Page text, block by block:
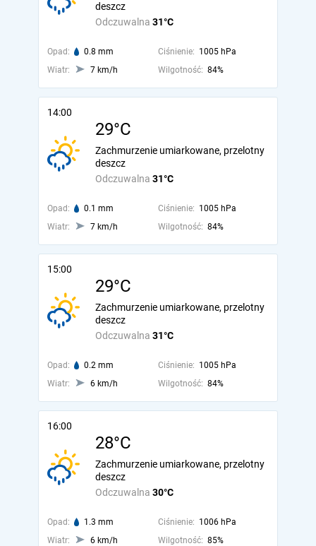
Odczuwalna 31°C
deszcz
Opad: 0.8 mm Ciśnienie: 1005 hPa
Wiatr:
7 km/h Wilgotność: 84%
14:00
29°C
Odczuwalna 31°C
Zachmurzenie umiarkowane, przelotny
deszcz
Opad: 0.1 mm Ciśnienie: 1005 hPa
Wiatr:
7 km/h Wilgotność: 84%
15:00
29°C
Odczuwalna 31°C
Zachmurzenie umiarkowane, przelotny
deszcz
Opad: 0.2 mm Ciśnienie: 1005 hPa
Wiatr:
6 km/h Wilgotność: 84%
16:00
28°C
Odczuwalna 30°C
Zachmurzenie umiarkowane, przelotny
deszcz
Opad: 1.3 mm Ciśnienie: 1006 hPa
Wiatr:
6 km/h Wilgotność: 85%